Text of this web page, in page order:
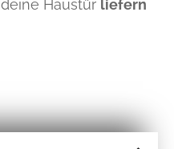
Haustür liefern